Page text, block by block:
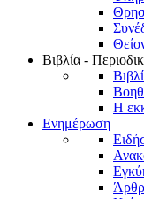
Βιβλία -
Η
Ενημέρωση